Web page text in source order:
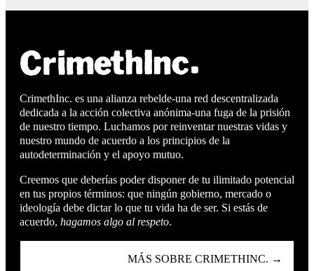
CrimethInc. es una alianza rebelde-una red descentralizada
dedicada a la acción colectiva anónima-una fuga de la prisión
de nuestro tiempo. Luchamos por reinventar nuestras vidas y
nuestro mundo de acuerdo a los principios de la
autodeterminación y el apoyo mutuo.
Creemos que deberías poder disponer de tu ilimitado potencial
en tus propios términos: que ningún gobierno, mercado o
ideología debe dictar lo que tu vida ha de ser. Si estás de
acuerdo, hagamos algo al respeto.
MÁS SOBRE CRIMETHINC. →